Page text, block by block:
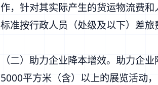
作，针对其实际产生的货运物流费
标准按行政人员（处级及以下）差旅
（二）助力企业降本增效。助力企
5000平方米（含）以上的展览活动